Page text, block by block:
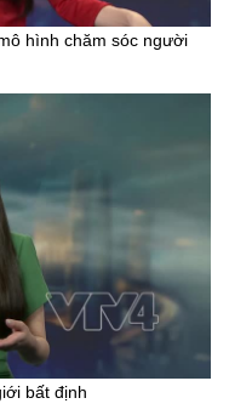
hình chăm sóc người
bất định